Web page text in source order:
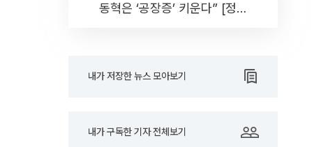
동혁은 ‘공장증’ 키운다” [정치
내가 저장한 뉴스 모아보기
내가 구독한 기자 전체보기